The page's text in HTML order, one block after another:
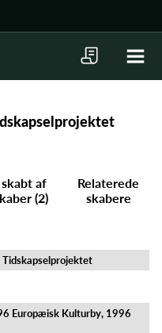
af
(2)
Relaterede
skabere
Europæisk Kulturby, 1996